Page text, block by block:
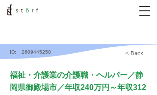
ID: 2609445258 < Back
福祉・介護業の介護職・ヘルパー／静
岡県御殿場市／年収240万円～年収312